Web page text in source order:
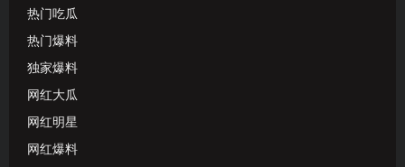
热门吃瓜
热门爆料
独家爆料
网红大瓜
网红明星
网红爆料